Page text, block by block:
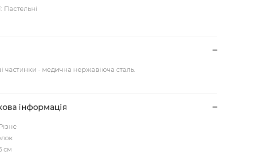
Пастельні
частинки - медична нержавіюча сталь.
інформація
см